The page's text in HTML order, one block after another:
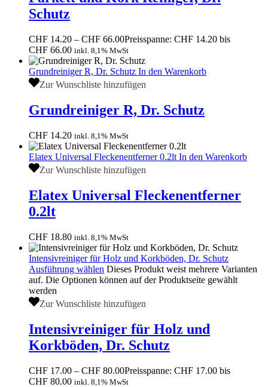
Schutz
CHF 14.20 – CHF 66.00Preisspanne: CHF 14.20 bis
CHF 66.00 inkl. 8,1% MwSt
Grundreiniger R, Dr. Schutz In den Warenkorb
Zur Wunschliste hinzufügen
Grundreiniger R, Dr. Schutz
CHF 14.20 inkl. 8,1% MwSt
Elatex Universal Fleckenentferner 0.2lt In den Warenkorb
Zur Wunschliste hinzufügen
Elatex Universal Fleckenentferner
0.2lt
CHF 18.80 inkl. 8,1% MwSt
Intensivreiniger für Holz und Korkböden, Dr. Schutz
Ausführung wählen Dieses Produkt weist mehrere Varianten
auf. Die Optionen können auf der Produktseite gewählt
werden
Zur Wunschliste hinzufügen
Intensivreiniger für Holz und
Korkböden, Dr. Schutz
CHF 17.00 – CHF 80.00Preisspanne: CHF 17.00 bis
CHF 80.00 inkl. 8,1% MwSt